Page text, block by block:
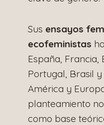
Sus ensayos
ecofeministas
España, Francia,
Portugal, Brasil
América y
planteamiento
como base